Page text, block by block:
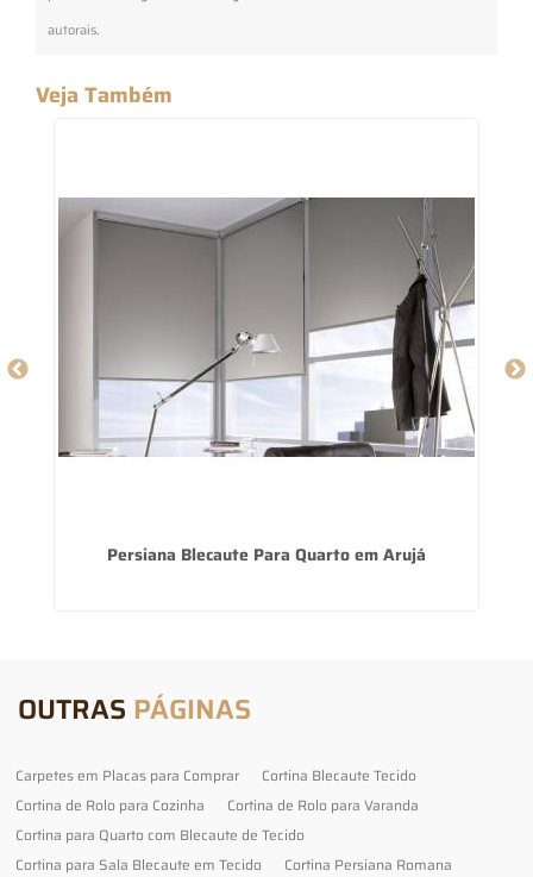
autorais.
Veja Também
Persiana Blecaute Para Quarto em Arujá
OUTRAS PÁGINAS
Carpetes em Placas para Comprar
Cortina Blecaute Tecido
Cortina de Rolo para Cozinha
Cortina de Rolo para Varanda
Cortina para Quarto com Blecaute de Tecido
Cortina para Sala Blecaute em Tecido
Cortina Persiana Romana